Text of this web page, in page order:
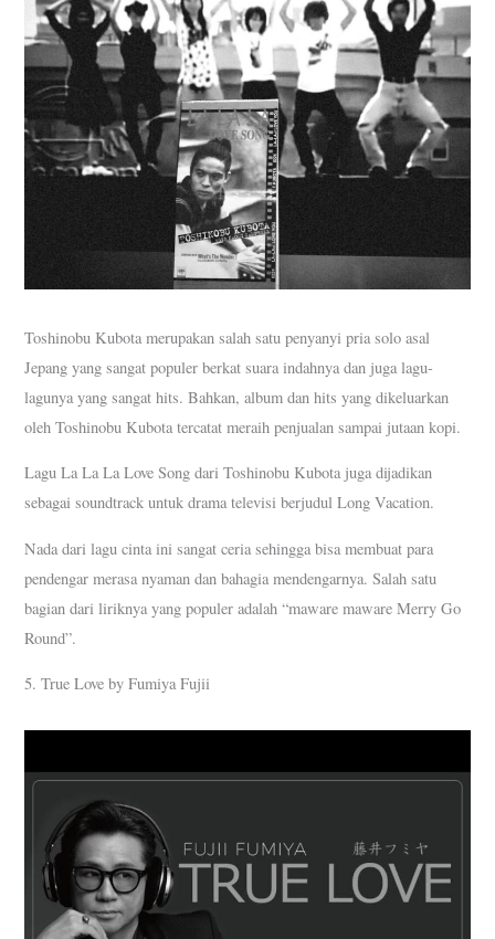
Toshinobu Kubota merupakan salah satu penyanyi pria solo asal
Jepang yang sangat populer berkat suara indahnya dan juga lagu-
lagunya yang sangat hits. Bahkan, album dan hits yang dikeluarkan
oleh Toshinobu Kubota tercatat meraih penjualan sampai jutaan kopi.
Lagu La La La Love Song dari Toshinobu Kubota juga dijadikan
sebagai soundtrack untuk drama televisi berjudul Long Vacation.
Nada dari lagu cinta ini sangat ceria sehingga bisa membuat para
pendengar merasa nyaman dan bahagia mendengarnya. Salah satu
bagian dari liriknya yang populer adalah “maware maware Merry Go
Round”.
5. True Love by Fumiya Fujii